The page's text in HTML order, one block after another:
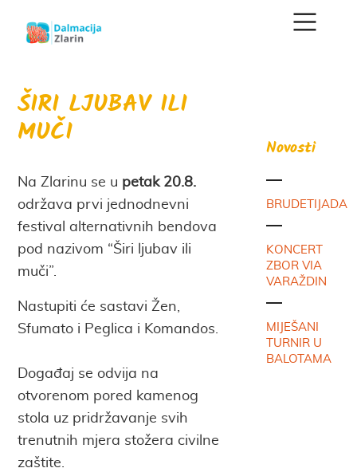
ŠIRI LJUBAV ILI
MUČI
Na Zlarinu se u petak 20.8.
održava prvi jednodnevni
festival alternativnih bendova
pod nazivom “Širi ljubav ili
muči”.
Nastupiti će sastavi Žen,
Sfumato i Peglica i Komandos.
Događaj se odvija na
otvorenom pored kamenog
stola uz pridržavanje svih
trenutnih mjera stožera civilne
zaštite.
Novosti
BRUDETIJADA
KONCERT
ZBOR VIA
VARAŽDIN
MIJEŠANI
TURNIR U
BALOTAMA